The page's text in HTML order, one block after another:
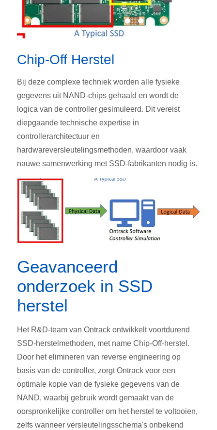
Chip-Off Herstel
Bij deze complexe techniek worden alle fysieke
gegevens uit NAND-chips gehaald en wordt de
logica van de controller gesimuleerd. Dit vereist
diepgaande technische expertise in
controllerarchitectuur en
hardwareversleutelingsmethoden, waardoor vaak
nauwe samenwerking met SSD-fabrikanten nodig is.
Geavanceerd
onderzoek in SSD
herstel
Het R&D-team van Ontrack ontwikkelt voortdurend
SSD-herstelmethoden, met name Chip-Off-herstel.
Door het elimineren van reverse engineering op
basis van de controller, zorgt Ontrack voor een
optimale kopie van de fysieke gegevens van de
NAND, waarbij gebruik wordt gemaakt van de
oorspronkelijke controller om het herstel te voltooien,
zelfs wanneer versleutelingsschema's onbekend